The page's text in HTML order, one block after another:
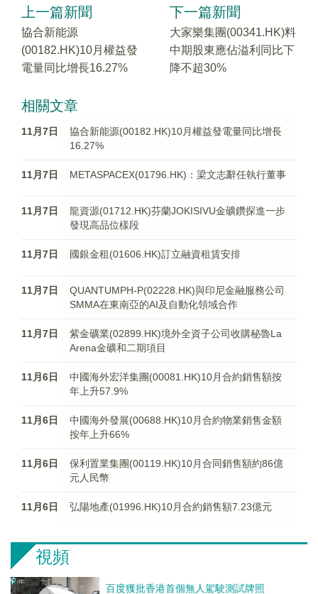
上一篇新聞
協合新能源
(00182.HK)10月權益發
電量同比增長16.27%
下一篇新聞
大家樂集團(00341.HK)料
中期股東應佔溢利同比下
降不超30%
相關文章
11月7日
協合新能源(00182.HK)10月權益發電量同比增長
16.27%
11月7日 METASPACEX(01796.HK)：梁文志辭任執行董事
11月7日
龍資源(01712.HK)芬蘭JOKISIVU金礦鑽探進一步
發現高品位樣段
11月7日 國銀金租(01606.HK)訂立融資租賃安排
11月7日
QUANTUMPH-P(02228.HK)與印尼金融服務公司
SMMA在東南亞的AI及自動化領域合作
11月7日
紫金礦業(02899.HK)境外全資子公司收購秘魯La
Arena金礦和二期項目
11月6日
中國海外宏洋集團(00081.HK)10月合約銷售額按
年上升57.9%
11月6日
中國海外發展(00688.HK)10月合約物業銷售金額
按年上升66%
11月6日
保利置業集團(00119.HK)10月合同銷售額約86億
元人民幣
11月6日 弘陽地產(01996.HK)10月合約銷售額7.23億元
視頻
百度獲批香港首個無人駕駛測試牌照